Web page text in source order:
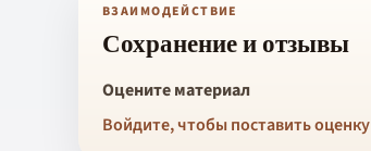
ВЗАИМОДЕЙСТВИЕ
Сохранение и отзывы
Оцените материал
Войдите, чтобы поставить оценку